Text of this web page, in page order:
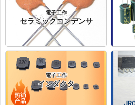
電子工作
セラミックコンデンサ
電子工作
インダクタ